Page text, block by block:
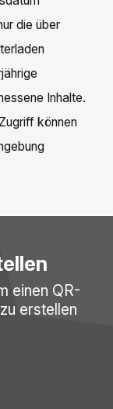
die über
Inhalte.
können
einen QR-
erstellen